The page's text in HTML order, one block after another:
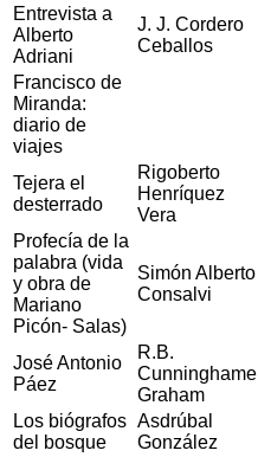
Entrevista a
Alberto
Adriani
J. J. Cordero
Ceballos
Francisco de
Miranda:
diario de
viajes
Tejera el
desterrado
Rigoberto
Henríquez
Vera
Profecía de la
palabra (vida
y obra de
Mariano
Picón- Salas)
Simón Alberto
Consalvi
José Antonio
Páez
R.B.
Cunninghame
Graham
Los biógrafos
del bosque
Asdrúbal
González